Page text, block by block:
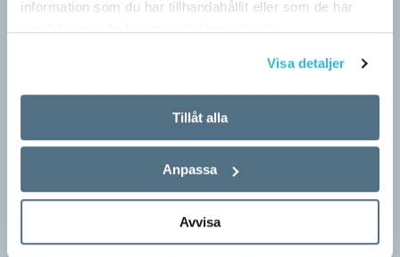
information som du har tillhandahållit eller som de har
Visa detaljer
Tillåt alla
Anpassa
Avvisa
Hundfiskare vill få någon på kroken
ARTIKLAR
Fråga: Jag har hört om catfishing, men nu har jag sett
dogfishing användas om folks profiler på dejtningappar också.